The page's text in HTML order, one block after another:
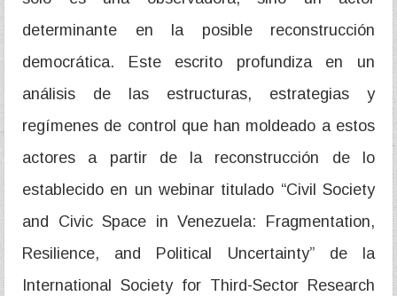
determinante en la posible reconstrucción
democrática. Este escrito profundiza en un
análisis de las estructuras, estrategias y
regímenes de control que han moldeado a estos
actores a partir de la reconstrucción de lo
establecido en un webinar titulado “Civil Society
and Civic Space in Venezuela: Fragmentation,
Resilience, and Political Uncertainty” de la
International Society for Third-Sector Research